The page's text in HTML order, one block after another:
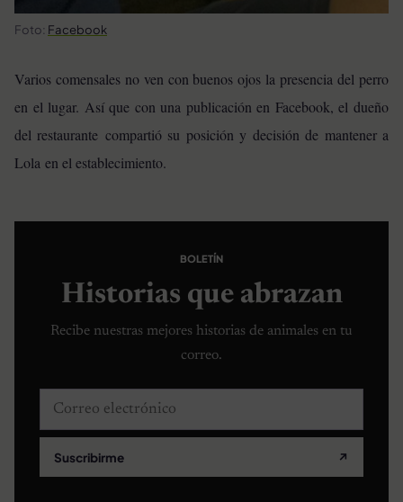
Foto: Facebook
Varios comensales no ven con buenos ojos la presencia del perro
en el lugar. Así que con una publicación en Facebook, el dueño
del restaurante compartió su posición y decisión de mantener a
Lola en el establecimiento.
BOLETÍN
Historias que abrazan
Recibe nuestras mejores historias de animales en tu
correo.
Correo electrónico
Suscribirme ↗